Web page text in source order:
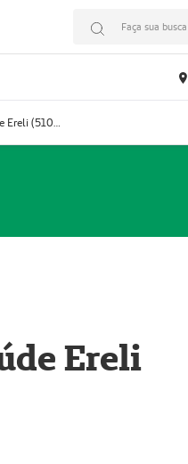
Faça sua
Prestador Essencial Gestão em Saúde Ereli (51004354-7)
Ereli